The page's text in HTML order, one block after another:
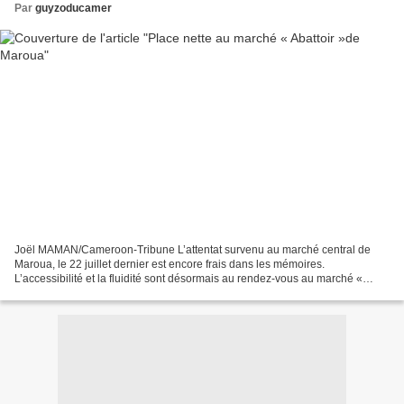
Par guyzoducamer
Joël MAMAN/Cameroon-Tribune L’attentat survenu au marché central de
Maroua, le 22 juillet dernier est encore frais dans les mémoires.
L’accessibilité et la fluidité sont désormais au rendez-vous au marché «